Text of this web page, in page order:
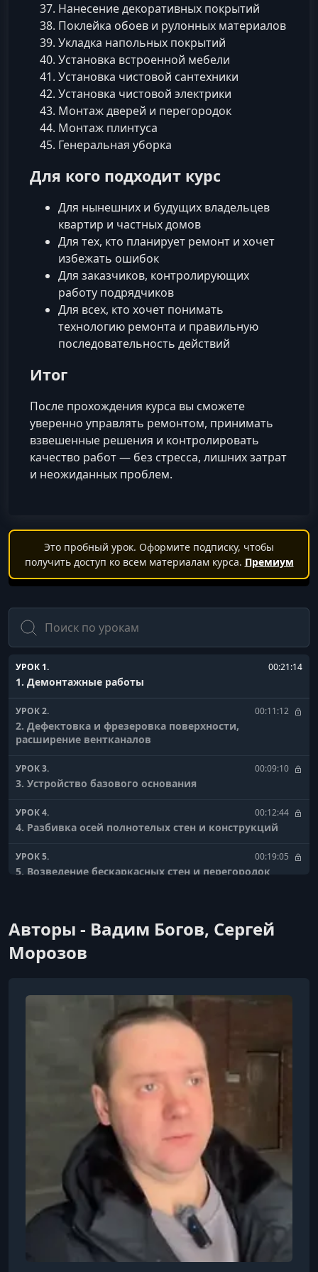
Нанесение декоративных покрытий
Поклейка обоев и рулонных материалов
Укладка напольных покрытий
Установка встроенной мебели
Установка чистовой сантехники
Установка чистовой электрики
Монтаж дверей и перегородок
Монтаж плинтуса
Генеральная уборка
Для кого подходит курс
Для нынешних и будущих владельцев
квартир и частных домов
Для тех, кто планирует ремонт и хочет
избежать ошибок
Для заказчиков, контролирующих
работу подрядчиков
Для всех, кто хочет понимать
технологию ремонта и правильную
последовательность действий
Итог
После прохождения курса вы сможете
уверенно управлять ремонтом, принимать
взвешенные решения и контролировать
качество работ — без стресса, лишних затрат
и неожиданных проблем.
Это пробный урок. Оформите подписку, чтобы
получить доступ ко всем материалам курса. Премиум
Поиск
УРОК 1. 00:21:14
1. Демонтажные работы
УРОК 2. 00:11:12
2. Дефектовка и фрезеровка поверхности,
расширение вентканалов
УРОК 3. 00:09:10
3. Устройство базового основания
УРОК 4. 00:12:44
4. Разбивка осей полнотелых стен и конструкций
УРОК 5. 00:19:05
5. Возведение бескаркасных стен и перегородок
УРОК 7.
7. Разбивка осей каркасных стен
8. Монтаж каркасов стен и перегородок с
потолочными подвесами
9. Устройство штроб и проходок
10. Монтаж труб канализации
00:18:33
12. Монтаж трасс фреонопроводов
00:15:13
13. Монтаж приточно вытяжной вентиляции
УРОК 13.
14. Прокладка силовых и слаботочных сетей с
установкой щитового оборудования
Авторы - Вадим Богов, Сергей
Морозов